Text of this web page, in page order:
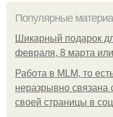
Популярные
Шикарный подарок
февраля, 8 марта
Работа в MLM, то
неразрывно связана
своей страницы в соц